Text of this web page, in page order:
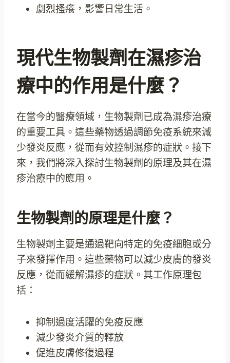
劇烈搔癢，影響日常生活。
現代生物製劑在濕疹治
療中的作用是什麼？
在當今的醫療領域，生物製劑已成為濕疹治療
的重要工具。這些藥物透過調節免疫系統來減
少發炎反應，從而有效控制濕疹的症狀。接下
來，我們將深入探討生物製劑的原理及其在濕
疹治療中的應用。
生物製劑的原理是什麼？
生物製劑主要是通過靶向特定的免疫細胞或分
子來發揮作用。這些藥物可以減少皮膚的發炎
反應，從而緩解濕疹的症狀。其工作原理包
括：
抑制過度活躍的免疫反應
減少發炎介質的釋放
促進皮膚修復過程